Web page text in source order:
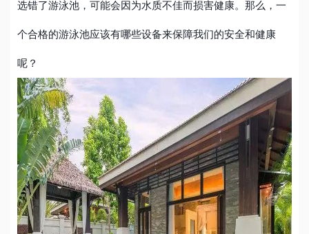
选错了游泳池，可能会因为水质不佳而损害健康。那么，一
个合格的游泳池应该有哪些设备来保障我们的安全和健康
呢？